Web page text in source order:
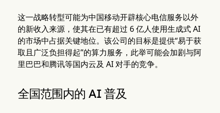
这一战略转型可能为中国移动开辟核心电信服务以外
的新收入来源，使其在已有超过 6 亿人使用生成式 AI
的市场中占据关键地位。该公司的目标是提供“易于获
取且广泛负担得起”的算力服务，此举可能会加剧与阿
里巴巴和腾讯等国内云及 AI 对手的竞争。
全国范围内的 AI 普及